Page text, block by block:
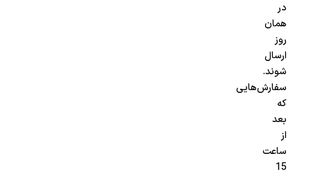
در
همان
روز
ارسال
شوند.
سفارش‌هایی
که
بعد
از
ساعت
15